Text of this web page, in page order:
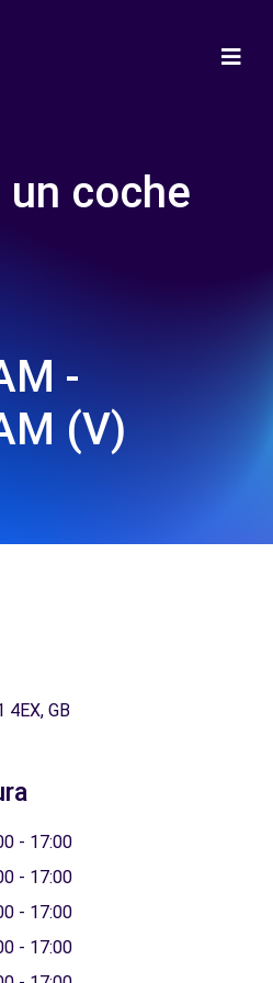
coche
-
(V)
4EX, GB
- 17:00
- 17:00
- 17:00
- 17:00